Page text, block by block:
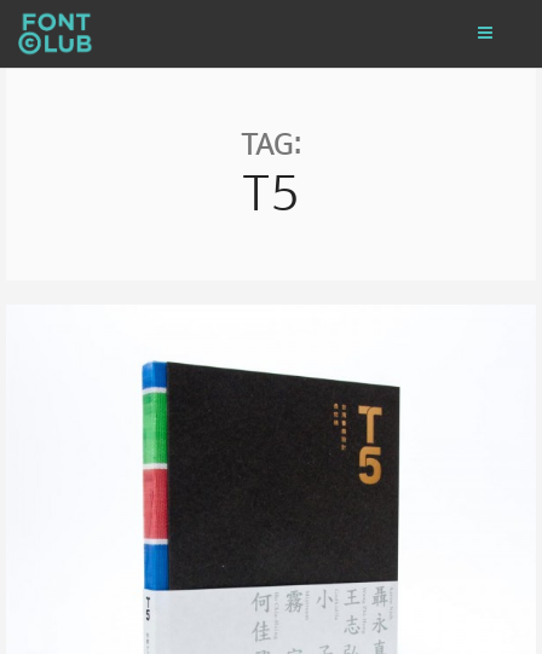
TAG:
T5